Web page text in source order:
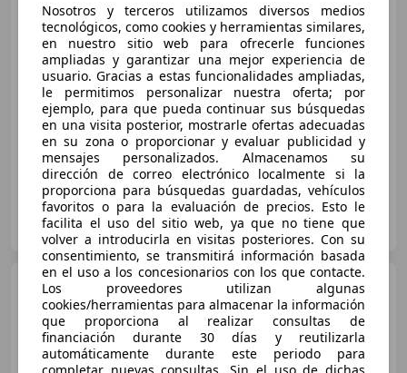
€ 13.490
Sincomparación
11/2015 170.620 km Diésel 110 kW (150 CV)
DURSAN VALENCIA
ES-28025 VALENCIA
BMW 120 120dA
€ 26.400 1
Nosotros y terceros utilizamos diversos medios
tecnológicos, como cookies y herramientas similares,
en nuestro sitio web para ofrecerle funciones
ampliadas y garantizar una mejor experiencia de
usuario. Gracias a estas funcionalidades ampliadas,
le permitimos personalizar nuestra oferta; por
ejemplo, para que pueda continuar sus búsquedas
en una visita posterior, mostrarle ofertas adecuadas
en su zona o proporcionar y evaluar publicidad y
mensajes personalizados. Almacenamos su
dirección de correo electrónico localmente si la
proporciona para búsquedas guardadas, vehículos
favoritos o para la evaluación de precios. Esto le
facilita el uso del sitio web, ya que no tiene que
volver a introducirla en visitas posteriores. Con su
consentimiento, se transmitirá información basada
en el uso a los concesionarios con los que contacte.
Los proveedores utilizan algunas
cookies/herramientas para almacenar la información
que proporciona al realizar consultas de
financiación durante 30 días y reutilizarla
automáticamente durante este periodo para
completar nuevas consultas. Sin el uso de dichas